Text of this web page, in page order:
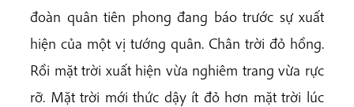
đoàn quân tiên phong đang báo trước sự xuất
hiện của một vị tướng quân. Chân trời đỏ hồng.
Rồi mặt trời xuất hiện vừa nghiêm trang vừa rực
rỡ. Mặt trời mới thức dậy ít đỏ hơn mặt trời lúc